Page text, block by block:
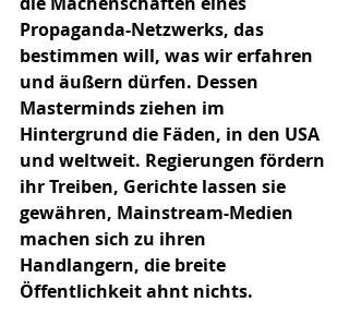
Propaganda-Netzwerks, das
bestimmen will, was wir erfahren
und äußern dürfen. Dessen
Masterminds ziehen im
Hintergrund die Fäden, in den USA
und weltweit. Regierungen fördern
ihr Treiben, Gerichte lassen sie
gewähren, Mainstream-Medien
machen sich zu ihren
Handlangern, die breite
Öffentlichkeit ahnt nichts.